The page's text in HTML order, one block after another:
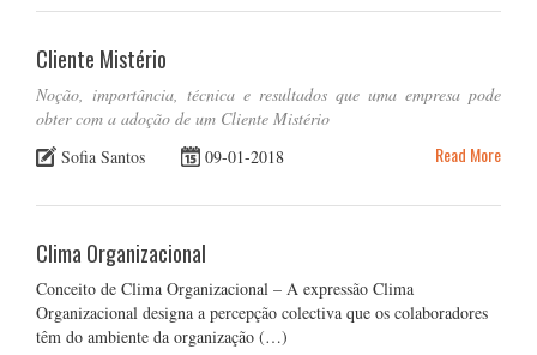
Cliente Mistério
Noção, importância, técnica e resultados que uma empresa pode
obter com a adoção de um Cliente Mistério
Sofia Santos
09-01-2018 Read More
Clima Organizacional
Conceito de Clima Organizacional – A expressão Clima
Organizacional designa a percepção colectiva que os colaboradores
têm do ambiente da organização (…)